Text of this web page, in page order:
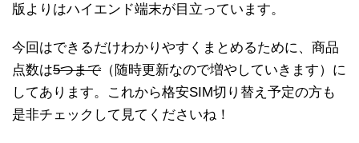
版よりはハイエンド端末が目立っています。
今回はできるだけわかりやすくまとめるために、商品
点数は5つまで（随時更新なので増やしていきます）に
してあります。これから格安SIM切り替え予定の方も
是非チェックして見てくださいね！